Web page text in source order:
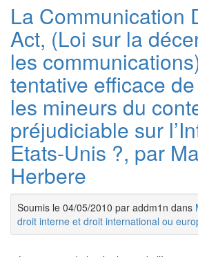
La Communication
Act, (Loi sur la
les
tentative efficace
les mineurs du
préjudiciable sur
Etats-Unis ?, par
Herbere
Soumis le 04/05/2010 par addm1n dans
droit interne et droit international ou